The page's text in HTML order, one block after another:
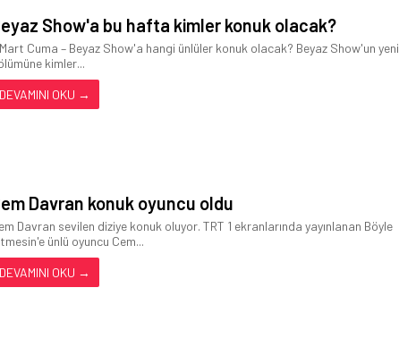
Show'a bu hafta kimler konuk olacak?
Cuma – Beyaz Show'a hangi ünlüler konuk olacak? Beyaz Show'un yeni
kimler...
DEVAMINI OKU →
Davran konuk oyuncu oldu
Davran sevilen diziye konuk oluyor. TRT 1 ekranlarında yayınlanan Böyle
ünlü oyuncu Cem...
DEVAMINI OKU →